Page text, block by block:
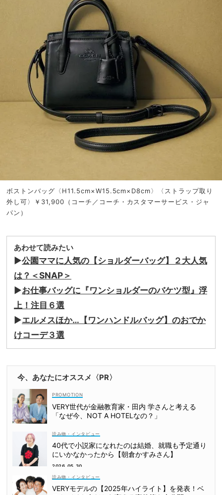
ボストンバッグ〈H11.5cm×W15.5cm×D8cm〉〈ストラップ取り
外し可〉￥31,900（コーチ／コーチ・カスタマーサービス・ジャ
パン）
あわせて読みたい
▶︎公園ママに人気の【ショルダーバッグ】２大人気
は？＜SNAP＞
▶︎お仕事バッグに『ワンショルダーのバケツ型』浮
上！注目６選
▶︎エルメスほか…【ワンハンドルバッグ】のおでか
けコーデ３選
今、あなたにオススメ〈PR〉
VERY世代が金融教育家・田内 学さんと考える
「なぜ今、NOT A HOTELなの？」
読み物・インタビュー
40代で小説家になれたのは結婚、就職も予定通り
にいかなかったから【朝倉かすみさん】
2026.05.30
読み物・インタビュー
VERYモデルの【2025年ハイライト】を発表！ベ